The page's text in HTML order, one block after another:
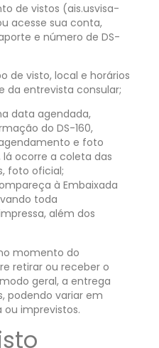
de vistos (ais.usvisa-
acesse sua conta,
e número de DS-
de visto, local e horários
da entrevista consular;
data agendada,
do DS-160,
e foto
lá ocorre a coleta das
foto oficial;
à Embaixada
toda
além dos
momento do
retirar ou receber o
geral, a entrega
podendo variar em
imprevistos.